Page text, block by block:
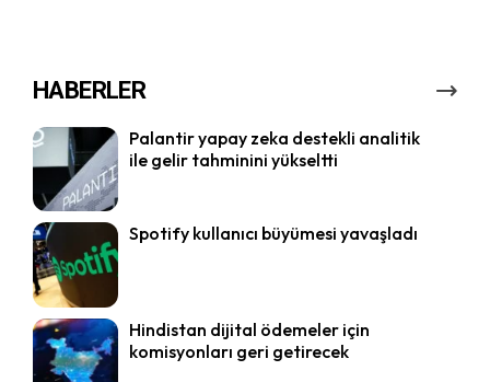
HABERLER
Palantir yapay zeka destekli analitik
ile gelir tahminini yükseltti
Spotify kullanıcı büyümesi yavaşladı
Hindistan dijital ödemeler için
komisyonları geri getirecek